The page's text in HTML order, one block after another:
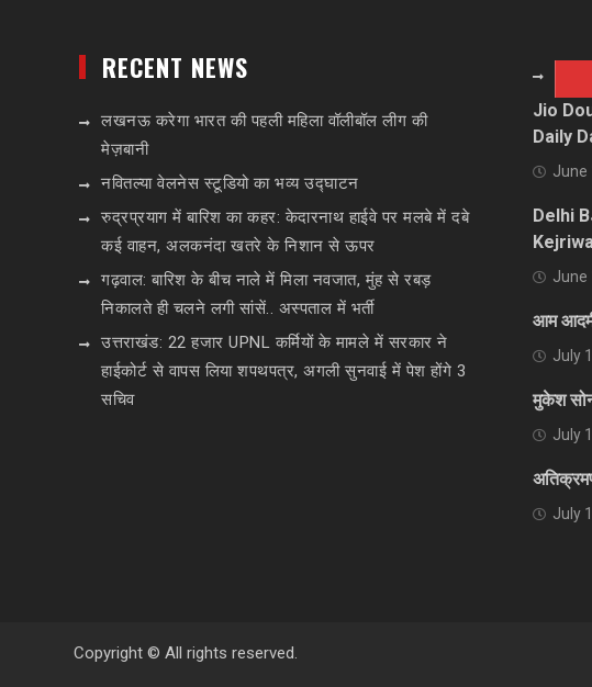
RECENT NEWS
लखनऊ करेगा भारत की पहली महिला वॉलीबॉल लीग की
मेज़बानी
नवितल्या वेलनेस स्टूडियो का भव्य उद्घाटन
रुद्रप्रयाग में बारिश का कहर: केदारनाथ हाईवे पर मलबे में दबे
कई वाहन, अलकनंदा खतरे के निशान से ऊपर
गढ़वाल: बारिश के बीच नाले में मिला नवजात, मुंह से रबड़
निकालते ही चलने लगी सांसें.. अस्पताल में भर्ती
उत्तराखंड: 22 हजार UPNL कर्मियों के मामले में सरकार ने
हाईकोर्ट से वापस लिया शपथपत्र, अगली सुनवाई में पेश होंगे 3
सचिव
Jio
Daily
June
Delhi
June
आम आदमी
July
मुकेश
July
July
Copyright © All rights reserved.